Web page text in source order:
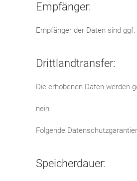
Empfänger:
Empfänger der Daten sind
Drittlandtransfer:
Die erhobenen Daten werden
nein
Folgende
Speicherdauer: